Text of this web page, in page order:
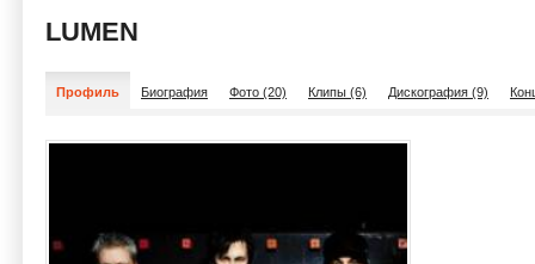
LUMEN
Профиль Биография Фото (20) Клипы (6) Дискография (9)